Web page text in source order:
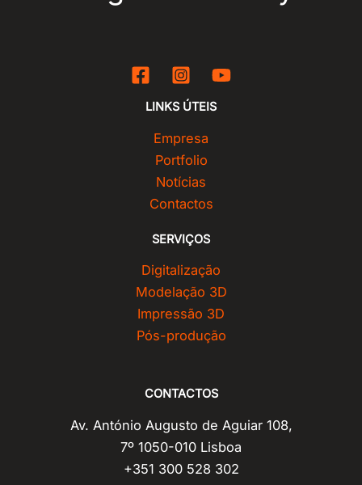
LINKS ÚTEIS
Empresa
Portfolio
Notícias
Contactos
SERVIÇOS
Digitalização
Modelação 3D
Impressão 3D
Pós-produção
CONTACTOS
Av. António Augusto de Aguiar 108,
7º 1050-010 Lisboa
+351 300 528 302